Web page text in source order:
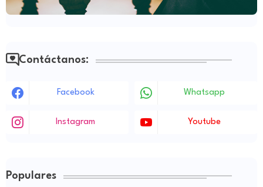
Contáctanos:
Facebook Whatsapp
Instagram Youtube
Populares